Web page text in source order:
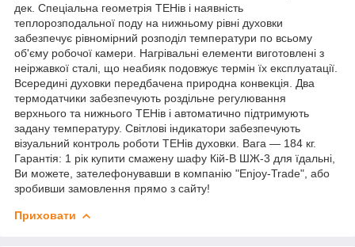
дек. Спеціальна геометрія ТЕНів і наявність
теплорозподальної поду на нижньому рівні духовки
забезпечує рівномірний розподіл температури по всьому
об'єму робочої камери. Нагрівальні елементи виготовлені з
неіржавкої сталі, що неабияк подовжує термін їх експлуатації.
Всередині духовки передбачена природна конвекція. Два
термодатчики забезпечують роздільне регулювання
верхнього та нижнього ТЕНів і автоматично підтримують
задану температуру. Світлові індикатори забезпечують
візуальний контроль роботи ТЕНів духовки. Вага — 184 кг.
Гарантія: 1 рік купити смажену шафу Кій-В ШЖ-3 для їдальні,
Ви можете, зателефонувавши в компанію "Enjoy-Trade", або
зробивши замовлення прямо з сайту!
Приховати